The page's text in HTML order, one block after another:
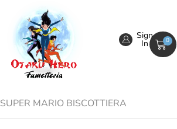
Sign
In 0
SUPER MARIO BISCOTTIERA